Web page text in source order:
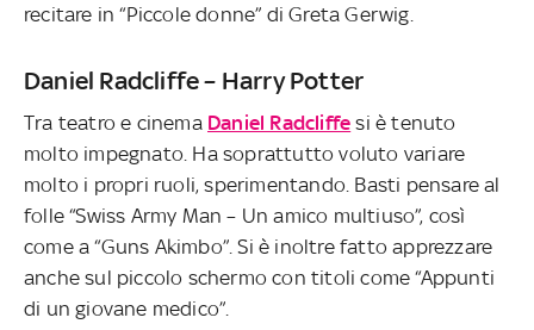
recitare in “Piccole donne” di Greta Gerwig.
Daniel Radcliffe – Harry Potter
Tra teatro e cinema Daniel Radcliffe si è tenuto
molto impegnato. Ha soprattutto voluto variare
molto i propri ruoli, sperimentando. Basti pensare al
folle “Swiss Army Man – Un amico multiuso”, così
come a “Guns Akimbo”. Si è inoltre fatto apprezzare
anche sul piccolo schermo con titoli come “Appunti
di un giovane medico”.